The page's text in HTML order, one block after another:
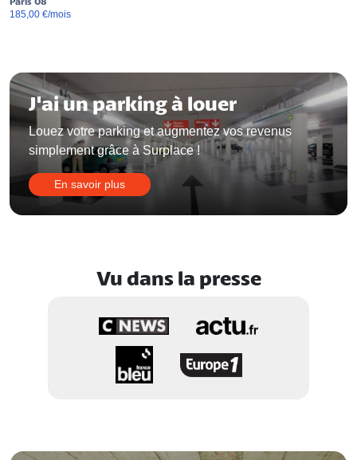
185,00 €/mois
J'ai un parking à louer
Louez votre parking et augmentez vos revenus
simplement grâce à Surplace !
En savoir plus
Vu dans la presse